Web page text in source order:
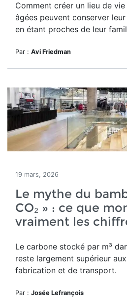
Comment créer un lieu de
âgées peuvent conserver
en étant proches de leur
Par : Avi Friedman
19 mars, 2026
Le mythe du
CO₂ » : ce que
vraiment les
Le carbone stocké par m³
reste largement supérieur
fabrication et de transport.
Par : Josée Lefrançois